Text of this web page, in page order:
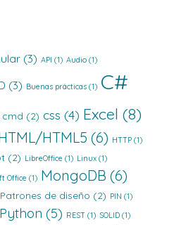
(3) API (1) Audio (1)
(3) Buenas prácticas (1) C#
cmd (2) css (4) Excel (8)
HTML5 (6) HTTP (1)
(2) LibreOffice (1) Linux (1)
Office (1) MongoDB (6)
Patrones de diseño (2) PIN (1)
Python (5) REST (1) SOLID (1)